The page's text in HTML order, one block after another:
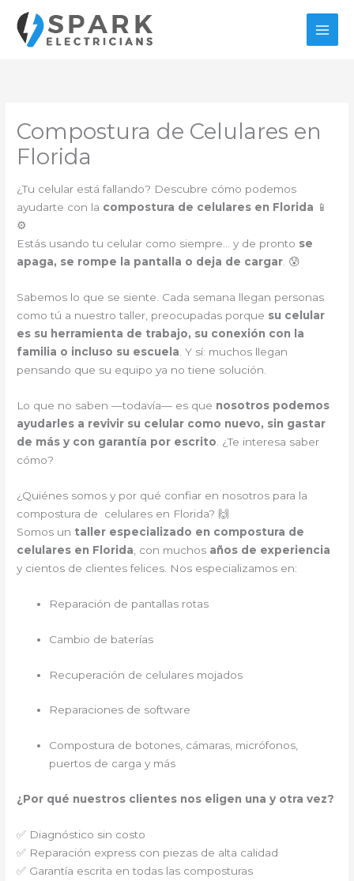
contenido
Compostura de Celulares en
Florida
¿Tu celular está fallando? Descubre cómo podemos
ayudarte con la compostura de celulares en Florida 📱
⚙️
Estás usando tu celular como siempre… y de pronto se
apaga, se rompe la pantalla o deja de cargar. 😰
Sabemos lo que se siente. Cada semana llegan personas
como tú a nuestro taller, preocupadas porque su celular
es su herramienta de trabajo, su conexión con la
familia o incluso su escuela . Y sí: muchos llegan
pensando que su equipo ya no tiene solución.
Lo que no saben —todavía— es que nosotros podemos
ayudarles a revivir su celular como nuevo, sin gastar
de más y con garantía por escrito . ¿Te interesa saber
cómo?
¿Quiénes somos y por qué confiar en nosotros para la
compostura de celulares en Florida? 🙌
Somos un taller especializado en compostura de
celulares en Florida , con muchos años de experiencia
y cientos de clientes felices. Nos especializamos en:
Reparación de pantallas rotas
Cambio de baterías
Recuperación de celulares mojados
Reparaciones de software
Compostura de botones, cámaras, micrófonos,
puertos de carga y más
¿Por qué nuestros clientes nos eligen una y otra vez?
✅ Diagnóstico sin costo
✅ Reparación express con piezas de alta calidad
✅ Garantía escrita en todas las composturas